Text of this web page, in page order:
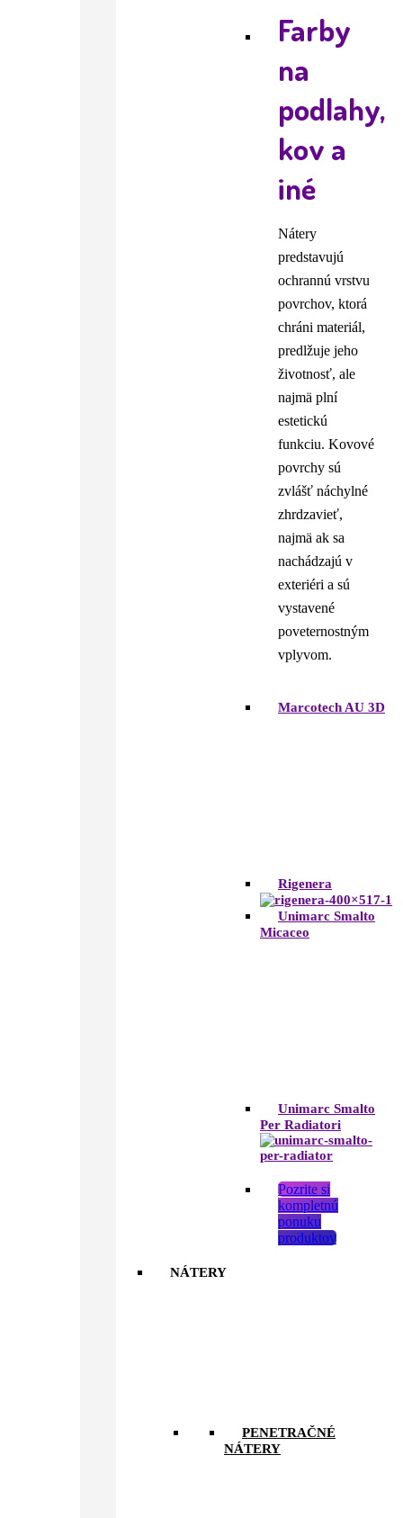
Farby
na
podlahy,
kov a
iné
Nátery
predstavujú
ochrannú vrstvu
povrchov, ktorá
chráni materiál,
predlžuje jeho
životnosť, ale
najmä plní
estetickú
funkciu. Kovové
povrchy sú
zvlášť náchylné
zhrdzavieť,
najmä ak sa
nachádzajú v
exteriéri a sú
vystavené
poveternostným
vplyvom.
Marcotech AU 3D
Rigenera
Unimarc Smalto
Micaceo
Unimarc Smalto
Per Radiatori
Pozrite si
kompletnú
ponuku
produktov
NÁTERY
PENETRAČNÉ
NÁTERY